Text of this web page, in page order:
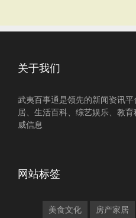
关于我们
武夷百事通是领先的新闻资讯
居、生活百科、综艺娱乐、教
威信息
网站标签
美食文化 房产家居